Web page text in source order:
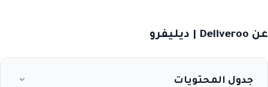
عن Deliveroo | ديليفرو
جدول المحتويات